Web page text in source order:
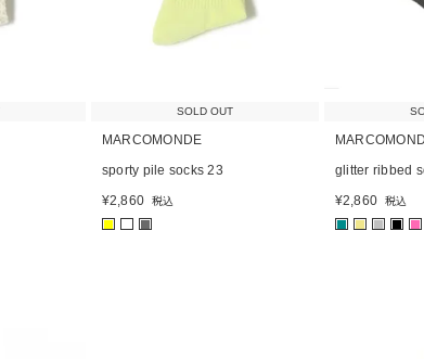
SOLD OUT
MARCOMONDE
sporty pile socks 23
¥2,860 税込
■ ■
glitter ribbed
¥2,860 税込
■ ■ ■ ■ ■